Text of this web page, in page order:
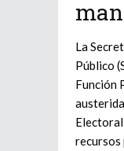
La
Público
Función
recursos